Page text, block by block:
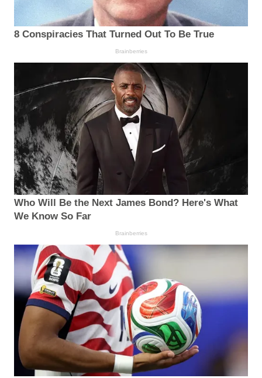
8 Conspiracies That Turned Out To Be True
Brainberries
Who Will Be the Next James Bond? Here's What
We Know So Far
Brainberries